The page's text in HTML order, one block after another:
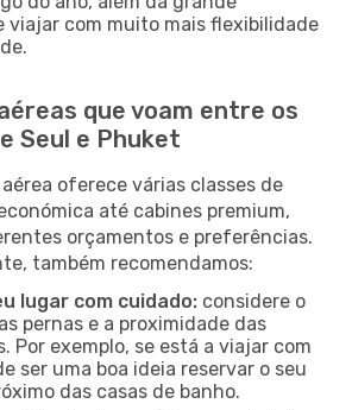
viajar com muito mais flexibilidade
que voam entre os
Seul e Phuket
oferece várias classes de
até cabines premium,
orçamentos e preferências.
também recomendamos:
lugar com cuidado: considere o
pernas e a proximidade das
Por exemplo, se está a viajar com
ser uma boa ideia reservar o seu
das casas de banho.